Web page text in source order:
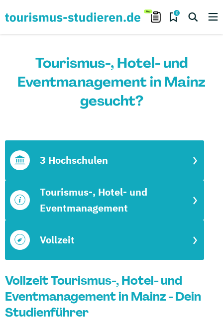
0
Tourismus-, Hotel- und
Eventmanagement in Mainz
gesucht?
Vollzeit
Tourismus-, Hotel- und
Eventmanagement
3 Hochschulen
Vollzeit Tourismus-, Hotel- und
Eventmanagement in Mainz - Dein
Studienführer